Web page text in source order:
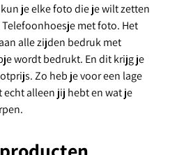
je elke foto die je wilt zetten
Telefoonhoesje met foto. Het
alle zijden bedruk met
wordt bedrukt. En dit krijg je
Zo heb je voor een lage
alleen jij hebt en wat je